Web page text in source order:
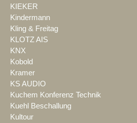
KIEKER
Kindermann
Kling & Freitag
KLOTZ AIS
KNX
Kobold
Kramer
KS AUDIO
Kuchem Konferenz Technik
Kuehl Beschallung
Kultour